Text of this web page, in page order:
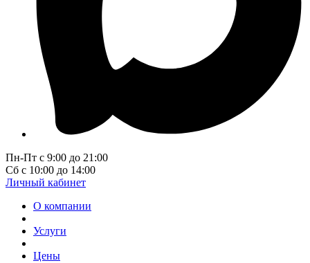
Пн-Пт с 9:00 до 21:00
Сб с 10:00 до 14:00
Личный кабинет
О компании
Услуги
Цены